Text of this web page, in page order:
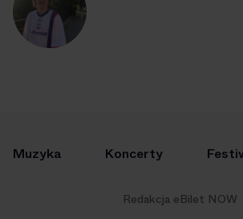
Muzyka Koncerty
Redakcja eBilet NOW